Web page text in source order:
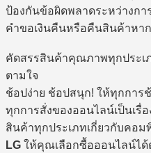
ป้องกันข้อผิดพลาดระหว่างก
คำขอเงินคืนหรือคืนสินค้าหา
คัดสรรสินค้าคุณภาพทุกประ
ตามใจ
ช้อปง่าย ช้อปสนุก! ให้ทุกการ
ทุกการสั่งของออนไลน์เป็นเรื่อ
สินค้าทุกประเภทเกี่ยวกับคอม
LG ให้คุณเลือกซื้อออนไลน์ได้